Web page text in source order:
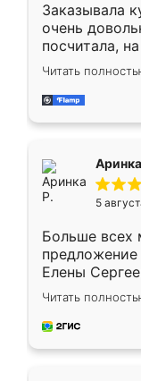
Заказывала
очень
посчитала,
Замерщик
делу со
за день,
Читать
5
Больше всех
предложение
Елены
короткие
для замера
предложил
Читать